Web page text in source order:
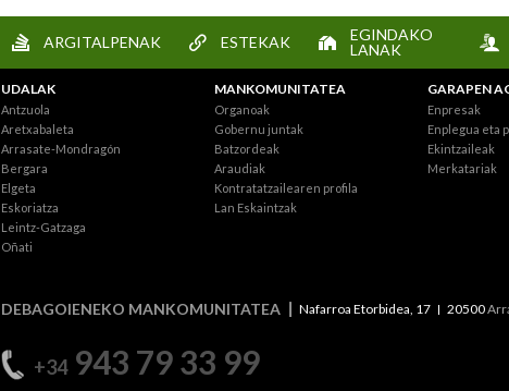
ARGITALPENAK ESTEKAK
EGINDAKO
LANAK
UDALAK
Antzuola
Aretxabaleta
Arrasate-Mondragón
Bergara
Elgeta
Eskoriatza
Leintz-Gatzaga
Oñati
MANKOMUNITATEA
Organoak
Gobernu juntak
Batzordeak
Araudiak
Kontratatzailearen profila
Lan Eskaintzak
GARAPEN
Enpresak
Enplegua eta
Ekintzaileak
Merkatariak
DEBAGOIENEKO MANKOMUNITATEA Nafarroa Etorbidea, 17 20500
+34943 79 33 99